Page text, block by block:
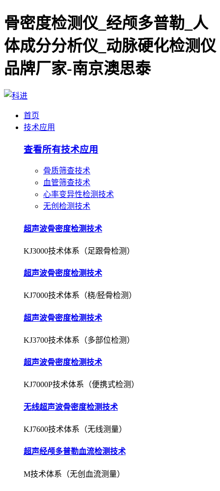
骨密度检测仪_经颅多普勒_人
体成分分析仪_动脉硬化检测仪
品牌厂家-南京澳思泰
首页
技术应用
查看所有技术应用
骨质筛查技术
血管筛查技术
心率变异性检测技术
无创检测技术
超声波骨密度检测技术
KJ3000技术体系（足跟骨检测）
超声波骨密度检测技术
KJ7000技术体系（桡/胫骨检测）
超声波骨密度检测技术
KJ3700技术体系（多部位检测）
超声波骨密度检测技术
KJ7000P技术体系（便携式检测）
无线超声波骨密度检测技术
KJ7600技术体系（无线测量）
超声经颅多普勒血流检测技术
M技术体系（无创血流测量）